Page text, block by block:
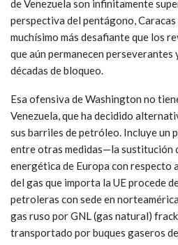
de Venezuela son infinitamente
perspectiva del pentágono, Caracas
muchísimo más desafiante que los
que aún permanecen perseverantes
décadas de bloqueo.
Esa ofensiva de Washington no
Venezuela, que ha decidido
sus barriles de petróleo. Incluye un
entre otras medidas—la sustitución
energética de Europa con respecto
del gas que importa la UE procede
petroleras con sede en
gas ruso por GNL (gas natural)
transportado por buques gaseros